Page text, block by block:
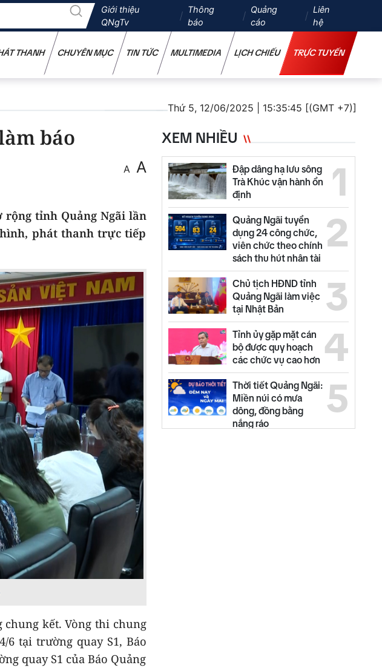
Giới thiệu
QNgTv
Thông
báo
Quảng
cáo
Liên
hệ
THANH CHUYÊN MỤC TIN TỨC MULTIMEDIA LỊCH CHIẾU TRỰC TUYẾN
Thứ 5, 12/06/2025 | 15:35:45 [(GMT +7)]
báo
A A
rộng tỉnh Quảng Ngãi lần
phát thanh trực tiếp
chung kết. Vòng thi chung
tại trường quay S1, Báo
quay S1 của Báo Quảng
XEM NHIỀU
1
Đập dâng hạ lưu sông
Trà Khúc vận hành ổn
định
2
Quảng Ngãi tuyển
dụng 24 công chức,
viên chức theo chính
sách thu hút nhân tài
3
Chủ tịch HĐND tỉnh
Quảng Ngãi làm việc
tại Nhật Bản
4
Tỉnh ủy gặp mặt cán
bộ được quy hoạch
các chức vụ cao hơn
5
Thời tiết Quảng Ngãi:
Miền núi có mưa
dông, đồng bằng
nắng ráo